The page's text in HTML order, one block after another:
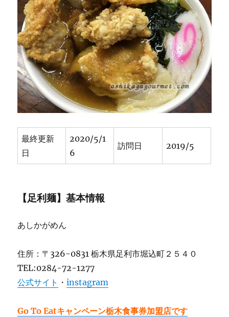
最終更新
日
2020/5/1
6
訪問日 2019/5
【足利麺】基本情報
あしかがめん
住所：〒326-0831 栃木県足利市堀込町２５４０
TEL:0284-72-1277
公式サイト ・instagram
Go To Eatキャンペーン栃木食事券加盟店です